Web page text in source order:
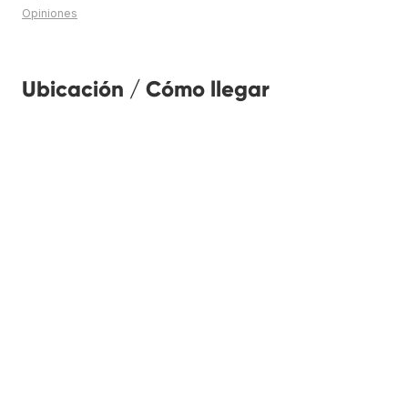
Opiniones
Ubicación / Cómo llegar